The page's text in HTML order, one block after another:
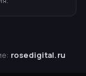
rosedigital.ru